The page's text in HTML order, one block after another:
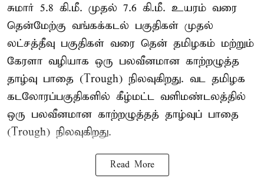
சுமார் 5.8 கி.மீ. முதல் 7.6 கி.மீ. உயரம் வரை
தென்மேற்கு வங்கக்கடல் பகுதிகள் முதல்
லட்சத்தீவு பகுதிகள் வரை தென் தமிழகம் மற்றும்
கேரளா வழியாக ஒரு பலவீனமான காற்றழுத்த
தாழ்வு பாதை (Trough) நிலவுகிறது. வட தமிழக
கடலோரப்பகுதிகளில் கீழ்மட்ட வளிமண்டலத்தில்
ஒரு பலவீனமான காற்றழுத்தத் தாழ்வுப் பாதை
(Trough) நிலவுகிறது.
Read More